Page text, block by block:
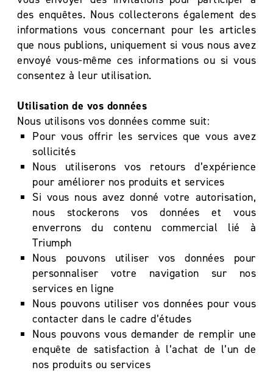
des enquêtes. Nous collecterons également des
informations vous concernant pour les articles
que nous publions, uniquement si vous nous avez
envoyé vous-même ces informations ou si vous
consentez à leur utilisation.
Utilisation de vos données
Nous utilisons vos données comme suit:
Pour vous offrir les services que vous avez
sollicités
Nous utiliserons vos retours d’expérience
pour améliorer nos produits et services
Si vous nous avez donné votre autorisation,
nous stockerons vos données et vous
enverrons du contenu commercial lié à
Triumph
Nous pouvons utiliser vos données pour
personnaliser votre navigation sur nos
services en ligne
Nous pouvons utiliser vos données pour vous
contacter dans le cadre d’études
Nous pouvons vous demander de remplir une
enquête de satisfaction à l’achat de l’un de
nos produits ou services